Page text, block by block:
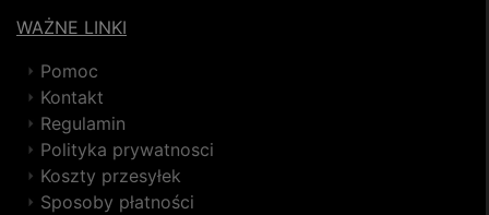
WAŻNE LINKI
Pomoc
Kontakt
Regulamin
Polityka prywatnosci
Koszty przesyłek
Sposoby płatności